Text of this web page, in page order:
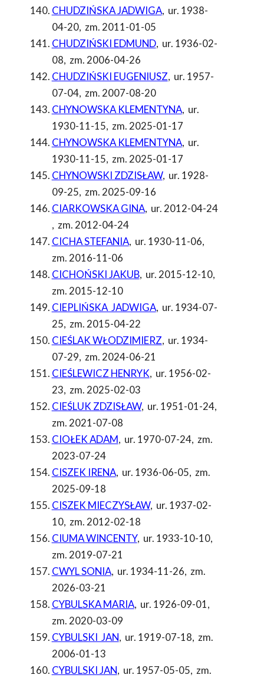
CHUDZIŃSKA JADWIGA, ur. 1938-
04-20, zm. 2011-01-05
CHUDZIŃSKI EDMUND, ur. 1936-02-
08, zm. 2006-04-26
CHUDZIŃSKI EUGENIUSZ, ur. 1957-
07-04, zm. 2007-08-20
CHYNOWSKA KLEMENTYNA, ur.
1930-11-15, zm. 2025-01-17
CHYNOWSKA KLEMENTYNA, ur.
1930-11-15, zm. 2025-01-17
CHYNOWSKI ZDZISŁAW, ur. 1928-
09-25, zm. 2025-09-16
CIARKOWSKA GINA, ur. 2012-04-24
, zm. 2012-04-24
CICHA STEFANIA, ur. 1930-11-06,
zm. 2016-11-06
CICHOŃSKI JAKUB, ur. 2015-12-10,
zm. 2015-12-10
CIEPLIŃSKA JADWIGA, ur. 1934-07-
25, zm. 2015-04-22
CIEŚLAK WŁODZIMIERZ, ur. 1934-
07-29, zm. 2024-06-21
CIEŚLEWICZ HENRYK, ur. 1956-02-
23, zm. 2025-02-03
CIEŚLUK ZDZISŁAW, ur. 1951-01-24,
zm. 2021-07-08
CIOŁEK ADAM, ur. 1970-07-24, zm.
2023-07-24
CISZEK IRENA, ur. 1936-06-05, zm.
2025-09-18
CISZEK MIECZYSŁAW, ur. 1937-02-
10, zm. 2012-02-18
CIUMA WINCENTY, ur. 1933-10-10,
zm. 2019-07-21
CWYL SONIA, ur. 1934-11-26, zm.
2026-03-21
CYBULSKA MARIA, ur. 1926-09-01,
zm. 2020-03-09
CYBULSKI JAN, ur. 1919-07-18, zm.
2006-01-13
CYBULSKI JAN, ur. 1957-05-05, zm.